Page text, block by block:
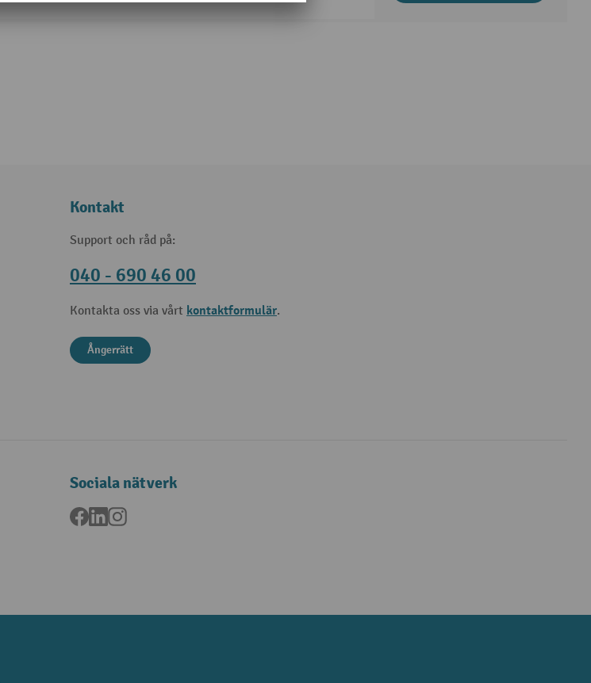
Kontakt
Support och råd på:
040 - 690 46 00
Kontakta oss via vårt kontaktformulär.
Ångerrätt
Sociala nätverk
Facebook
LinkedInInstagram